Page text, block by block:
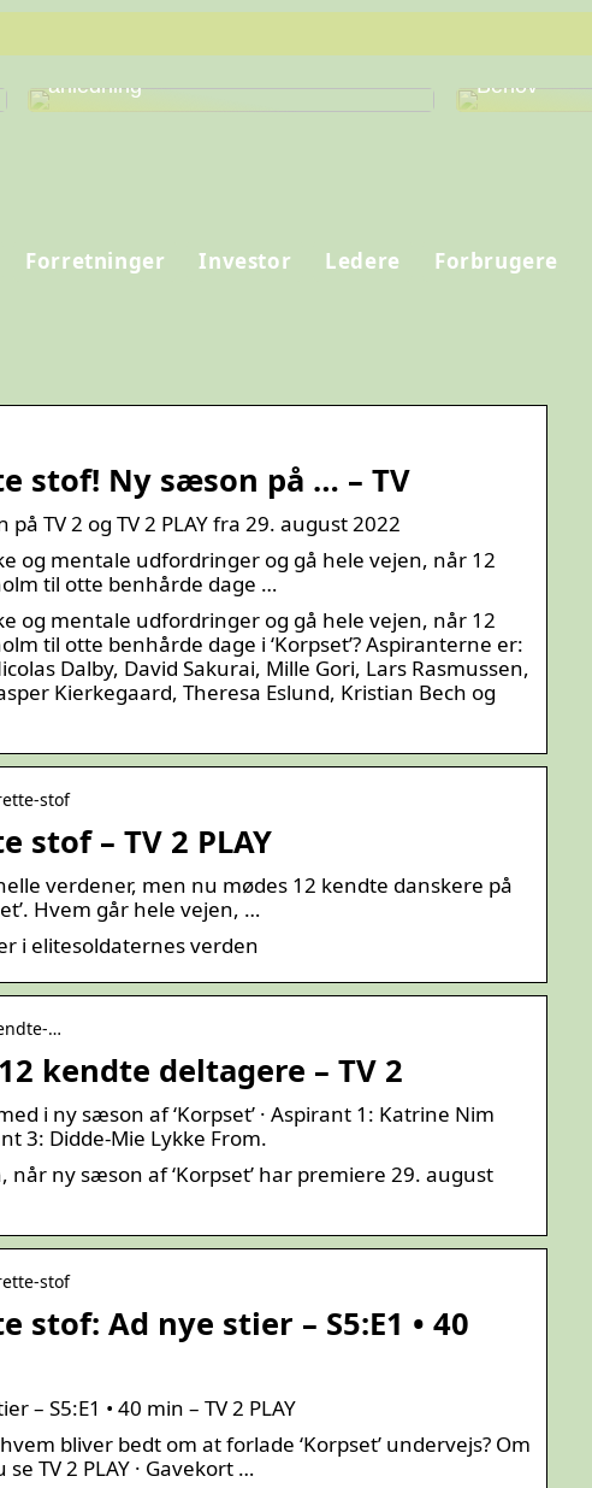
anledning
Behov
Forretninger Investor Ledere Forbrugere
stof! Ny sæson på … – TV
TV 2 og TV 2 PLAY fra 29. august 2022
og mentale udfordringer og gå hele vejen, når 12
til otte benhårde dage …
og mentale udfordringer og gå hele vejen, når 12
til otte benhårde dage i ‘Korpset’? Aspiranterne er:
Dalby, David Sakurai, Mille Gori, Lars Rasmussen,
Kierkegaard, Theresa Eslund, Kristian Bech og
stof
stof – TV 2 PLAY
verdener, men nu mødes 12 kendte danskere på
Hvem går hele vejen, …
i elitesoldaternes verden
…
kendte deltagere – TV 2
i ny sæson af ‘Korpset’ · Aspirant 1: Katrine Nim
3: Didde-Mie Lykke From.
ny sæson af ‘Korpset’ har premiere 29. august
stof
Ad nye stier – S5:E1 • 40
– S5:E1 • 40 min – TV 2 PLAY
bliver bedt om at forlade ‘Korpset’ undervejs? Om
TV 2 PLAY · Gavekort …